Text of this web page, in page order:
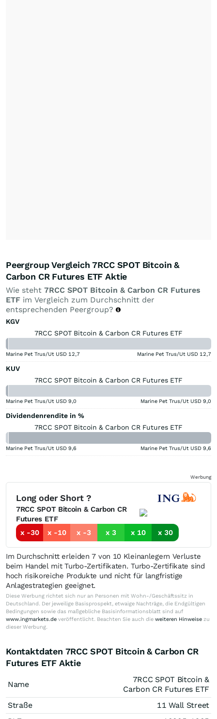
Peergroup Vergleich 7RCC SPOT Bitcoin &
Carbon CR Futures ETF Aktie
Wie steht 7RCC SPOT Bitcoin & Carbon CR Futures
ETF im Vergleich zum Durchschnitt der
entsprechenden Peergroup?
KGV
7RCC SPOT Bitcoin & Carbon CR Futures ETF
Marine Pet Trus/Ut USD 12,7 Marine Pet Trus/Ut USD 12,7
KUV
7RCC SPOT Bitcoin & Carbon CR Futures ETF
Marine Pet Trus/Ut USD 9,0 Marine Pet Trus/Ut USD 9,0
Dividendenrendite in %
7RCC SPOT Bitcoin & Carbon CR Futures ETF
Marine Pet Trus/Ut USD 9,6 Marine Pet Trus/Ut USD 9,6
Werbung
Long oder Short ?
7RCC SPOT Bitcoin & Carbon CR
Futures ETF
x -30
x -10 x -3 x 3 x 10 x 30
Im Durchschnitt erleiden 7 von 10 Kleinanlegern Verluste
beim Handel mit Turbo-Zertifikaten. Turbo-Zertifikate sind
hoch risikoreiche Produkte und nicht für langfristige
Anlagestrategien geeignet.
Diese Werbung richtet sich nur an Personen mit Wohn-/Geschäftssitz in
Deutschland. Der jeweilige Basisprospekt, etwaige Nachträge, die Endgültigen
Bedingungen sowie das maßgebliche Basisinformationsblatt sind auf
www.ingmarkets.de veröffentlicht. Beachten Sie auch die weiteren Hinweise zu
dieser Werbung.
Kontaktdaten 7RCC SPOT Bitcoin & Carbon CR
Futures ETF Aktie
Name
7RCC SPOT Bitcoin &
Carbon CR Futures ETF
Straße
11 Wall Street